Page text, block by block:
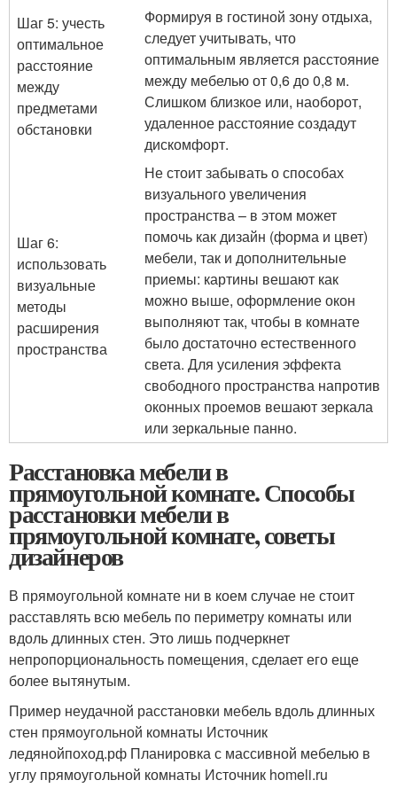
Шаг 5: учесть
оптимальное
расстояние
между
предметами
обстановки
Формируя в гостиной зону отдыха,
следует учитывать, что
оптимальным является расстояние
между мебелью от 0,6 до 0,8 м.
Слишком близкое или, наоборот,
удаленное расстояние создадут
дискомфорт.
Шаг 6:
использовать
визуальные
методы
расширения
пространства
Не стоит забывать о способах
визуального увеличения
пространства – в этом может
помочь как дизайн (форма и цвет)
мебели, так и дополнительные
приемы: картины вешают как
можно выше, оформление окон
выполняют так, чтобы в комнате
было достаточно естественного
света. Для усиления эффекта
свободного пространства напротив
оконных проемов вешают зеркала
или зеркальные панно.
Расстановка мебели в
прямоугольной комнате. Способы
расстановки мебели в
прямоугольной комнате, советы
дизайнеров
В прямоугольной комнате ни в коем случае не стоит
расставлять всю мебель по периметру комнаты или
вдоль длинных стен. Это лишь подчеркнет
непропорциональность помещения, сделает его еще
более вытянутым.
Пример неудачной расстановки мебель вдоль длинных
стен прямоугольной комнаты Источник
ледянойпоход.рф Планировка с массивной мебелью в
углу прямоугольной комнаты Источник homeli.ru